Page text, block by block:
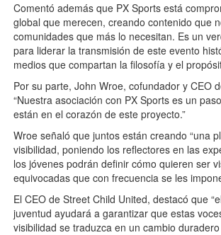
Comentó además que PX Sports está
global que merecen, creando contenido que
comunidades que más lo necesitan. Es un
para liderar la transmisión de este evento
medios que compartan la filosofía y el
Por su parte, John Wroe, cofundador y CEO
“Nuestra asociación con PX Sports es un
están en el corazón de este proyecto.”
Wroe señaló que juntos están creando “una
visibilidad, poniendo los reflectores en las
los jóvenes podrán definir cómo quieren ser
equivocadas que con frecuencia se les
El CEO de Street Child United, destacó que
juventud ayudará a garantizar que estas
visibilidad se traduzca en un cambio